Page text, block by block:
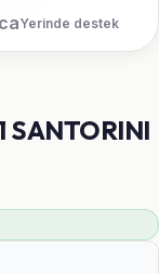
Yerinde destek
SANTORINI